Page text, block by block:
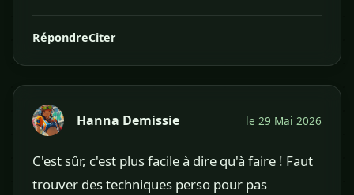
RépondreCiter
Hanna Demissie le 29 Mai 2026
C'est sûr, c'est plus facile à dire qu'à faire ! Faut
trouver des techniques perso pour pas